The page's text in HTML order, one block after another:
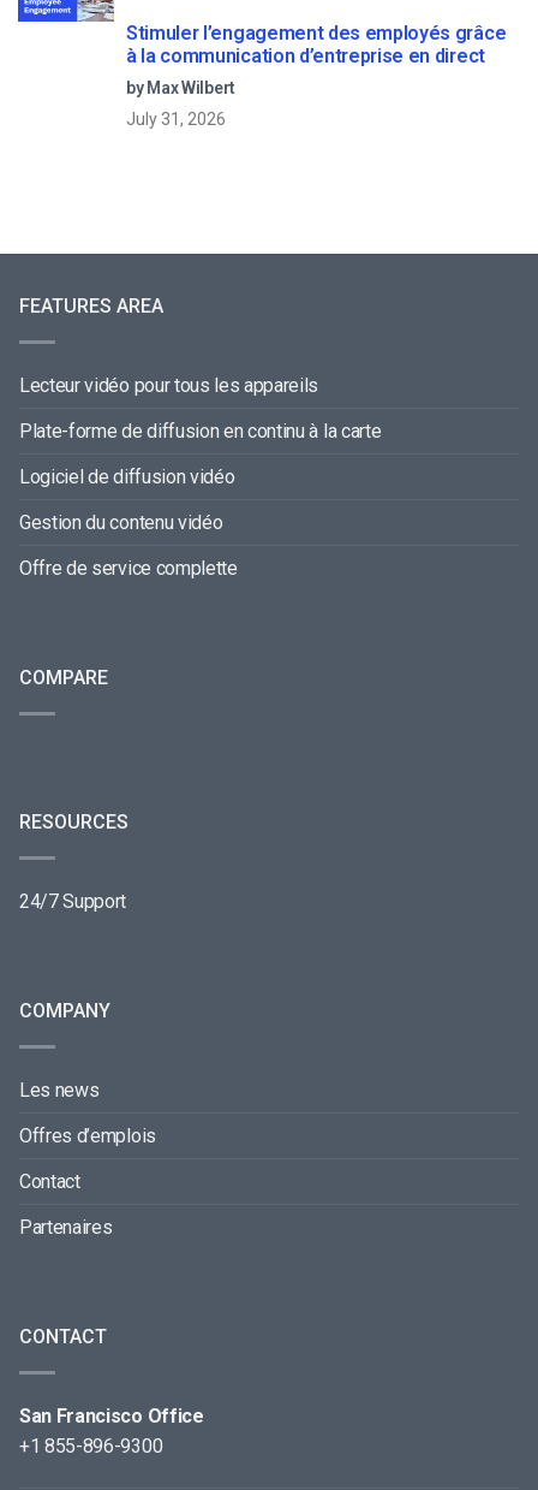
Stimuler l’engagement des employés grâce
à la communication d’entreprise en direct
by Max Wilbert
July 31, 2026
FEATURES AREA
Lecteur vidéo pour tous les appareils
Plate-forme de diffusion en continu à la carte
Logiciel de diffusion vidéo
Gestion du contenu vidéo
Offre de service complette
COMPARE
RESOURCES
24/7 Support
COMPANY
Les news
Offres d’emplois
Contact
Partenaires
CONTACT
San Francisco Office
+1 855-896-9300